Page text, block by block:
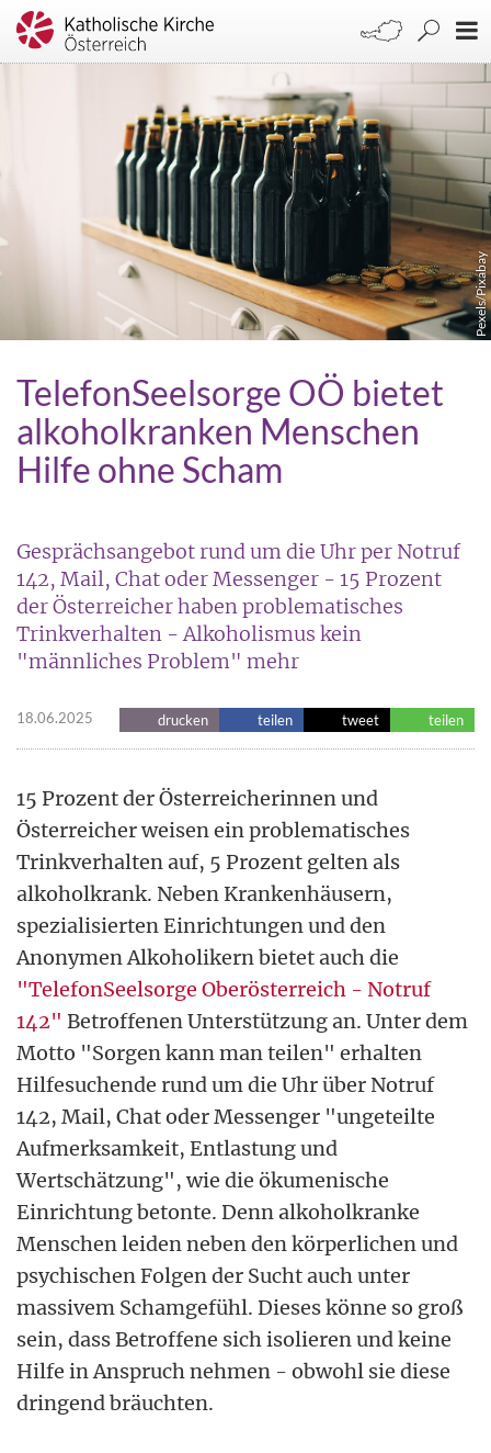
Pexels/Pixabay
TelefonSeelsorge OÖ bietet
alkoholkranken Menschen
Hilfe ohne Scham
Gesprächsangebot rund um die Uhr per Notruf
142, Mail, Chat oder Messenger - 15 Prozent
der Österreicher haben problematisches
Trinkverhalten - Alkoholismus kein
"männliches Problem" mehr
18.06.2025 drucken teilen tweet teilen
15 Prozent der Österreicherinnen und
Österreicher weisen ein problematisches
Trinkverhalten auf, 5 Prozent gelten als
alkoholkrank. Neben Krankenhäusern,
spezialisierten Einrichtungen und den
Anonymen Alkoholikern bietet auch die
"TelefonSeelsorge Oberösterreich - Notruf
142" Betroffenen Unterstützung an. Unter dem
Motto "Sorgen kann man teilen" erhalten
Hilfesuchende rund um die Uhr über Notruf
142, Mail, Chat oder Messenger "ungeteilte
Aufmerksamkeit, Entlastung und
Wertschätzung", wie die ökumenische
Einrichtung betonte. Denn alkoholkranke
Menschen leiden neben den körperlichen und
psychischen Folgen der Sucht auch unter
massivem Schamgefühl. Dieses könne so groß
sein, dass Betroffene sich isolieren und keine
Hilfe in Anspruch nehmen - obwohl sie diese
dringend bräuchten.